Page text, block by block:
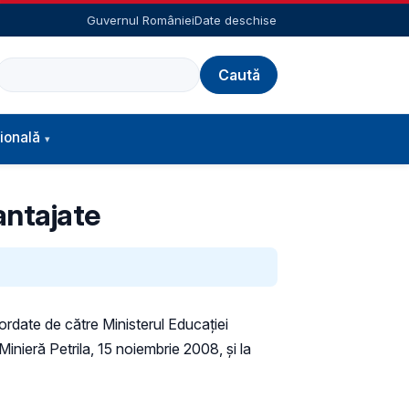
Guvernul RomânieiDate deschise
de către Ministerul Educației
Petrila, 15 noiembrie 2008, și la